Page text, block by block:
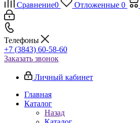
Сравнение0 Отложенные 0
Телефоны
+7 (3843) 60-58-60
Заказать звонок
Личный кабинет
Главная
Каталог
Назад